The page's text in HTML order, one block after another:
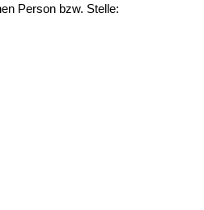
Person bzw. Stelle: